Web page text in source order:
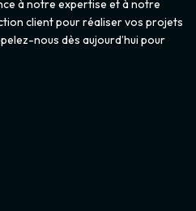
à notre expertise et à notre
client pour réaliser vos projets
nous dès aujourd’hui pour